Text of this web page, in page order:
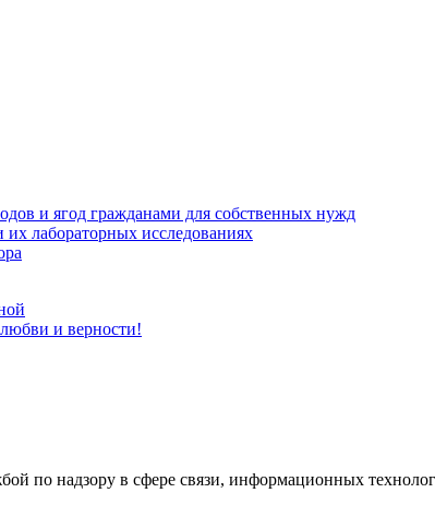
и ягод гражданами для собственных нужд
лабораторных исследованиях
и верности!
по надзору в сфере связи, информационных